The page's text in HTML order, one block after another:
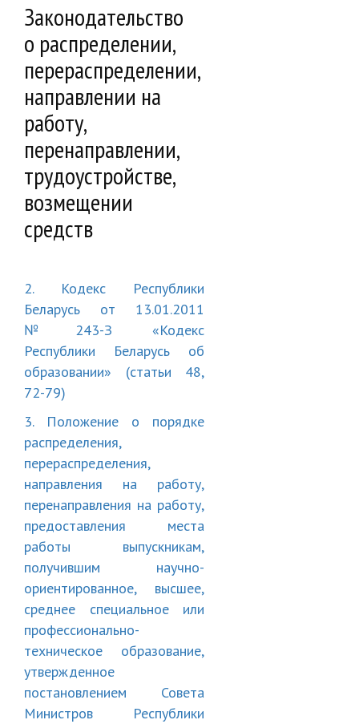
Законодательство
о распределении,
перераспределении,
направлении на
работу,
перенаправлении,
трудоустройстве,
возмещении
средств
2. Кодекс Республики
Беларусь от 13.01.2011
№243-З «Кодекс
Республики Беларусь об
образовании» (статьи 48,
72-79)
3. Положение о порядке
распределения,
перераспределения,
направления на работу,
перенаправления на работу,
предоставления места
работы выпускникам,
получившим научно-
ориентированное, высшее,
среднее специальное или
профессионально-
техническое образование,
утвержденное
постановлением Совета
Министров Республики